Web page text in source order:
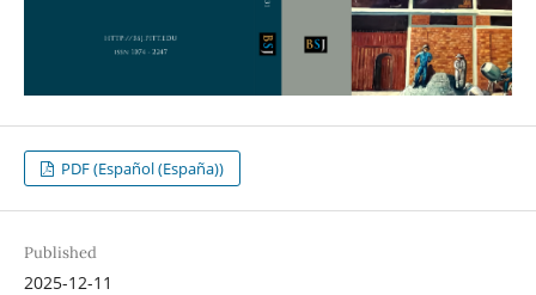
PDF (Español (España))
Published
2025-12-11